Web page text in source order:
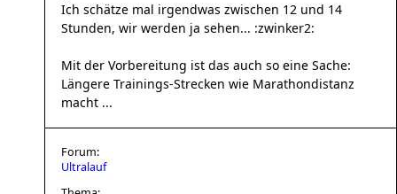
Ich schätze mal irgendwas zwischen 12 und 14
Stunden, wir werden ja sehen... :zwinker2:
Mit der Vorbereitung ist das auch so eine Sache:
Längere Trainings-Strecken wie Marathondistanz
macht ...
Forum:
Ultralauf